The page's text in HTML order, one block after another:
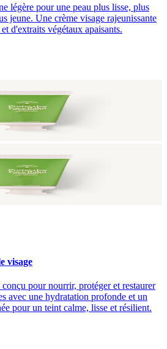
légère pour une peau plus lisse, plus
jeune. Une crème visage rajeunissante
d'extraits végétaux apaisants.
visage
pour nourrir, protéger et restaurer
avec une hydratation profonde et un
pour un teint calme, lisse et résilient.